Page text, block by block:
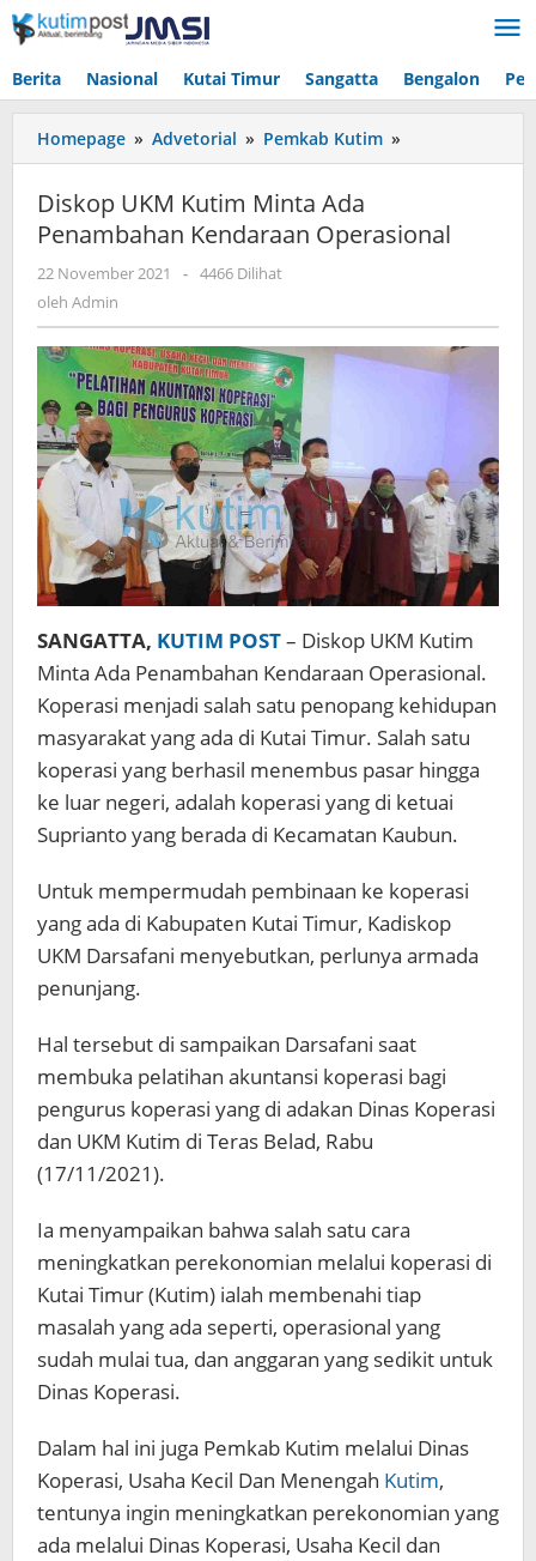
Lewati
ke
Berita Nasional Kutai Timur Sangatta Bengalon
Homepage » Advetorial » Pemkab Kutim »
UKM
Ada
Diskop UKM Kutim Minta Ada
Penambahan Kendaraan Operasional
22 November 2021
oleh
- 4466 Dilihat
oleh Admin
SANGATTA, KUTIM POST– Diskop UKM Kutim
Minta Ada Penambahan Kendaraan Operasional.
Koperasi menjadi salah satu penopang kehidupan
masyarakat yang ada di Kutai Timur. Salah satu
koperasi yang berhasil menembus pasar hingga
ke luar negeri, adalah koperasi yang di ketuai
Suprianto yang berada di Kecamatan Kaubun.
Untuk mempermudah pembinaan ke koperasi
yang ada di Kabupaten Kutai Timur, Kadiskop
UKM Darsafani menyebutkan, perlunya armada
penunjang.
Hal tersebut di sampaikan Darsafani saat
membuka pelatihan akuntansi koperasi bagi
pengurus koperasi yang di adakan Dinas Koperasi
dan UKM Kutim di Teras Belad, Rabu
(17/11/2021).
Ia menyampaikan bahwa salah satu cara
meningkatkan perekonomian melalui koperasi di
Kutai Timur (Kutim) ialah membenahi tiap
masalah yang ada seperti, operasional yang
sudah mulai tua, dan anggaran yang sedikit untuk
Dinas Koperasi.
Dalam hal ini juga Pemkab Kutim melalui Dinas
Koperasi, Usaha Kecil Dan Menengah Kutim,
tentunya ingin meningkatkan perekonomian yang
ada melalui Dinas Koperasi, Usaha Kecil dan